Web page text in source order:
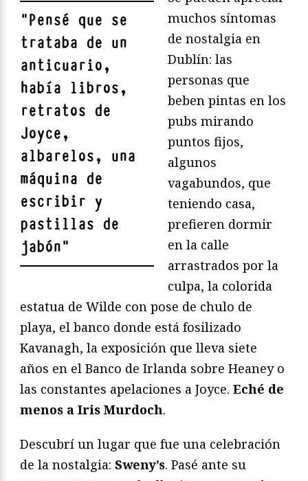
"Pensé que se
trataba de un
anticuario,
había libros,
retratos de
Joyce,
albarelos, una
máquina de
escribir y
pastillas de
jabón"
muchos síntomas
de nostalgia en
Dublín: las
personas que
beben pintas en los
pubs mirando
puntos fijos,
algunos
vagabundos, que
teniendo casa,
prefieren dormir
en la calle
arrastrados por la
culpa, la colorida
estatua de Wilde con pose de chulo de
playa, el banco donde está fosilizado
Kavanagh, la exposición que lleva siete
años en el Banco de Irlanda sobre Heaney o
las constantes apelaciones a Joyce. Eché de
menos a Iris Murdoch.
Descubrí un lugar que fue una celebración
de la nostalgia: Sweny’s. Pasé ante su